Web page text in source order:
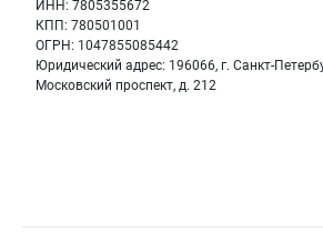
ИНН: 7805355672
КПП: 780501001
ОГРН: 1047855085442
Юридический адрес: 196066, г. Санкт-
Московский проспект, д. 212